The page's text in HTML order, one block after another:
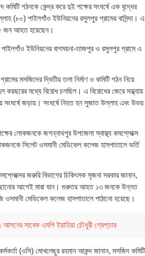
কমিটি গঠনকে কেন্দ্র করে দুই পক্ষের সংঘর্ষে এক বৃদ্ধের
(৮০) পাইলগাঁও ইউনিয়নের রসুলপুর গ্রামের বাসিন্দা। এ
জন আহত হয়েছেন।
পাইলগাঁও ইউনিয়নের বাগময়না-তাজপুর ও রসুলপুর গ্রামে এ
মসজিদের দ্বিতীয় তলা নির্মাণ ও কমিটি গঠন নিয়ে
কয়ছরের মধ্যে বিরোধ চলছিল। এ বিরোধের জেরে সন্ধ্যায়
সংঘর্ষে জড়ায়। সংঘর্ষে নিহত হন সুজাত উল্লাহ এবং উভয়
লোকজনকে জগন্নাথপুর উপজেলা স্বাস্থ্য কমপ্লেক্সে
সিলেট ওসমানী মেডিকেল কলেজ হাসপাতালে ভর্তি
জরুরি বিভাগের চিকিৎসক সৃজনা সরকার জানান,
আগেই মারা যান। গুরুতর আহত ১৩ জনকে উন্নত
ওসমানী মেডিকেল কলেজ হাসপাতালে পাঠানো হয়েছে।
আসনের সাবেক এমপি ইয়াহিয়া চৌধুরী গ্রেপ্তার
(ওসি) মোখলেছুর রহমান আকন্দ জানান, মসজিদ কমিটি